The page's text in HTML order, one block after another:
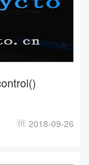
 2018-09-26